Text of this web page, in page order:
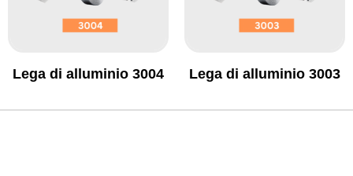
Lega di alluminio 3004 Lega di alluminio 3003